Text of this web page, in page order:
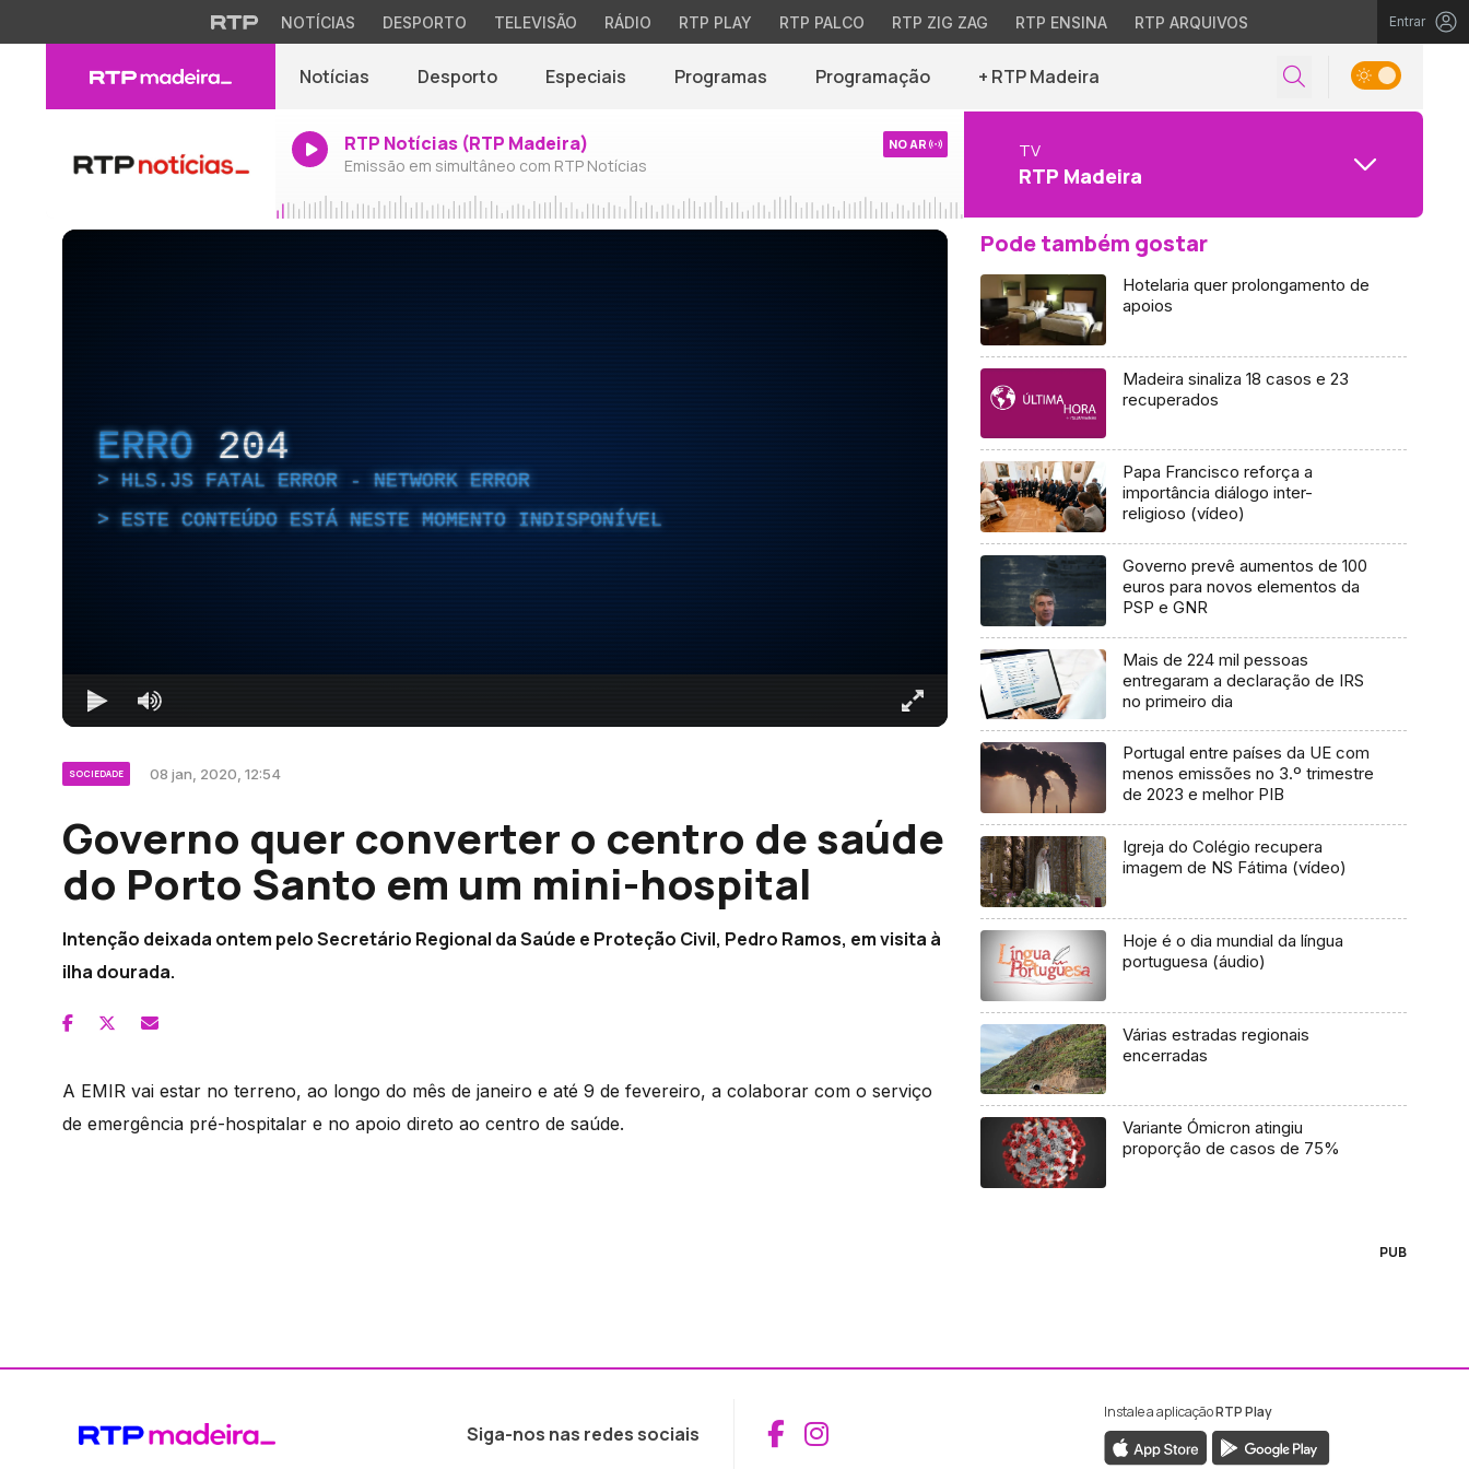
NOTÍCIAS DESPORTO TELEVISÃO RÁDIO RTP PLAY RTP PALCO RTP ZIG ZAG RTP ENSINA RTP ARQUIVOS Entrar
Notícias Desporto Especiais Programas Programação + RTP Madeira
RTP Notícias (RTP Madeira)
Emissão em simultâneo com RTP Notícias
NO AR TV
RTP Madeira
ERRO 204
HLS.JS FATAL ERROR - NETWORK ERROR
ESTE CONTEÚDO ESTÁ NESTE MOMENTO INDISPONÍVEL
SOCIEDADE 08 jan, 2020, 12:54
Governo quer converter o centro de saúde
do Porto Santo em um mini-hospital
Intenção deixada ontem pelo Secretário Regional da Saúde e Proteção Civil, Pedro Ramos, em visita à
ilha dourada.
A EMIR vai estar no terreno, ao longo do mês de janeiro e até 9 de fevereiro, a colaborar com o serviço
de emergência pré-hospitalar e no apoio direto ao centro de saúde.
Pode também gostar
Hotelaria quer prolongamento de
apoios
Madeira sinaliza 18 casos e 23
recuperados
Papa Francisco reforça a
importância diálogo inter-
religioso (vídeo)
Governo prevê aumentos de 100
euros para novos elementos da
PSP e GNR
Mais de 224 mil pessoas
entregaram a declaração de IRS
no primeiro dia
Portugal entre países da UE com
menos emissões no 3.º trimestre
de 2023 e melhor PIB
Igreja do Colégio recupera
imagem de NS Fátima (vídeo)
Hoje é o dia mundial da língua
portuguesa (áudio)
Várias estradas regionais
encerradas
Variante Ómicron atingiu
proporção de casos de 75%
PUB
Siga-nos nas redes sociais Aceder ao Facebook da RTP Madeira
Aceder ao Instagram da RTP Madeira
Instale a aplicaçãoRTP Play